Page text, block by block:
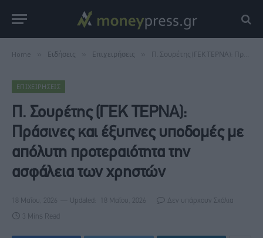
Home Ειδήσεις Επιχειρήσεις Π. Σουρέτης (ΓΕΚ ΤΕΡΝΑ): Πράσινες και έξυπνες υποδομές με απόλυτη προτεραιότητα την ασφάλεια των χρηστών
ΕΠΙΧΕΙΡΉΣΕΙΣ
Π. Σουρέτης (ΓΕΚ ΤΕΡΝΑ):
Πράσινες και έξυπνες υποδομές με
απόλυτη προτεραιότητα την
ασφάλεια των χρηστών
18 Μαΐου, 2026 Updated: 18 Μαΐου, 2026 Δεν υπάρχουν Σχόλια
3 Mins Read